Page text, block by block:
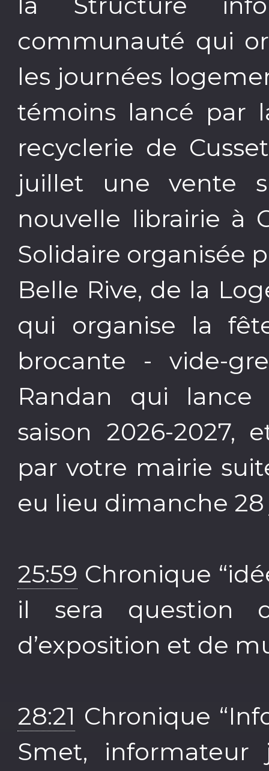
communauté qui
les journées
témoins lancé par
recyclerie de
juillet une vente
nouvelle librairie à
Solidaire organisée
Belle Rive, de la
qui organise la
brocante - vide-
Randan qui
saison 2026-2027,
par votre mairie
eu lieu dimanche
25:59 Chronique
il sera question
d’exposition et de
28:21 Chronique
Smet, informateur